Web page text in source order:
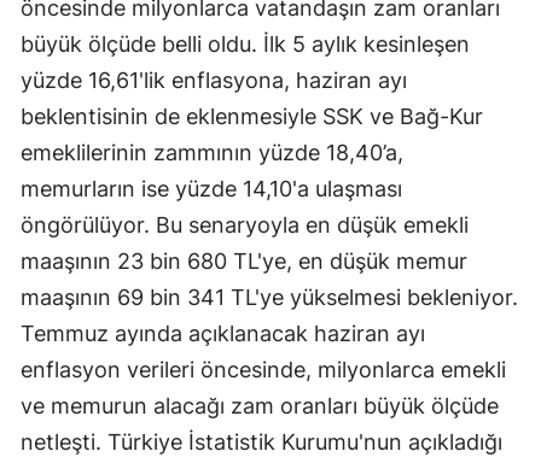
Giresun
Gümüşhane
Hakkari
Isparta
Mersin
İstanbul
İzmir
Kars
öncesinde milyonlarca vatandaşın zam oranları
büyük ölçüde belli oldu. İlk 5 aylık kesinleşen
yüzde 16,61'lik enflasyona, haziran ayı
beklentisinin de eklenmesiyle SSK ve Bağ-Kur
emeklilerinin zammının yüzde 18,40’a,
memurların ise yüzde 14,10'a ulaşması
öngörülüyor. Bu senaryoyla en düşük emekli
maaşının 23 bin 680 TL'ye, en düşük memur
maaşının 69 bin 341 TL'ye yükselmesi bekleniyor.
Temmuz ayında açıklanacak haziran ayı
enflasyon verileri öncesinde, milyonlarca emekli
ve memurun alacağı zam oranları büyük ölçüde
netleşti. Türkiye İstatistik Kurumu'nun açıkladığı